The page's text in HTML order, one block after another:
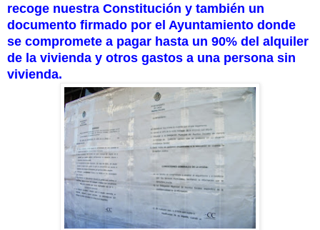
recoge nuestra Constitución y también un
documento firmado por el Ayuntamiento donde
se compromete a pagar hasta un 90% del alquiler
de la vivienda y otros gastos a una persona sin
vivienda.